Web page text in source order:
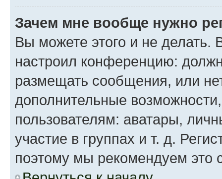
Зачем мне вообще нужно
Вы можете этого и не делать.
настроил конференцию:
размещать сообщения, или
дополнительные
пользователям: аватары,
участие в группах и т. д.
поэтому мы рекомендуем это